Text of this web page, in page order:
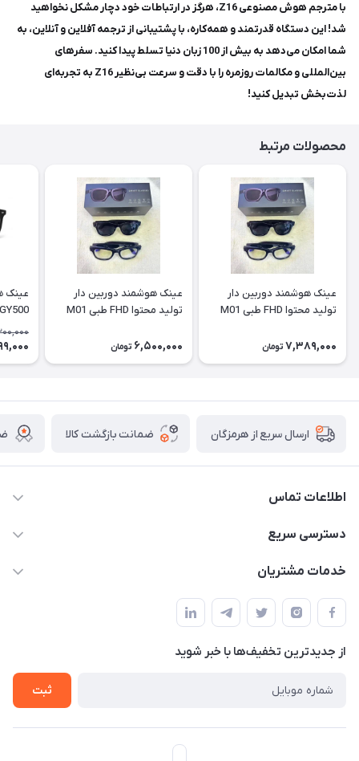
با مترجم هوش مصنوعی Z16، هرگز در ارتباطات خود دچار مشکل نخواهید
شد! این دستگاه قدرتمند و همه‌کاره، با پشتیبانی از ترجمه آفلاین و آنلاین، به
شما امکان می‌دهد به بیش از 100 زبان دنیا تسلط پیدا کنید. سفرهای
بین‌المللی و مکالمات روزمره را با دقت و سرعت بی‌نظیر Z16 به تجربه‌ای
لذت‌بخش تبدیل کنید!
محصولات مرتبط
عینک هوشمند دوربین دار
تولید محتوا FHD طبی M01
7,389,000 تومان
عینک هوشمند دوربین دار
تولید محتوا FHD طبی M01
6,500,000 تومان
ارسال سریع از هرمزگان ضمانت بازگشت کالا
اطلاعات تماس
09170079505
دسترسی سریع
حساب کاربری
لیست محصولات
درباره ما
خدمات مشتریان
قوانین و مقررات
حریم خصوصی
راهنما
از جدید‌ترین تخفیف‌ها با‌ خبر شوید
ثبت